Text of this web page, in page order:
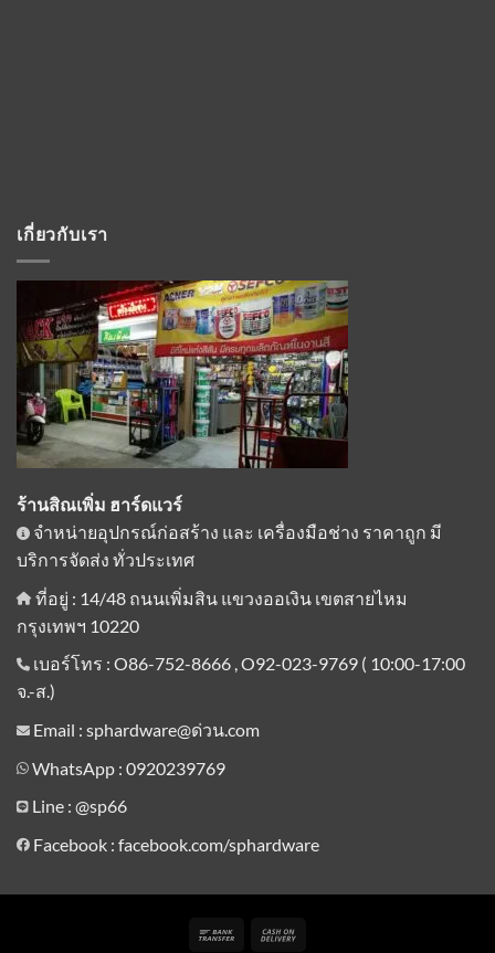
เกี่ยวกับเรา
ร้านสิณเพิ่ม ฮาร์ดแวร์
จำหน่ายอุปกรณ์ก่อสร้าง และ เครื่องมือช่าง ราคาถูก มี
บริการจัดส่ง ทั่วประเทศ
ที่อยู่ : 14/48 ถนนเพิ่มสิน แขวงออเงิน เขตสายไหม
กรุงเทพฯ 10220
เบอร์โทร : O86-752-8666 , O92-023-9769 ( 10:00-17:00
จ.-ส.)
Email : sphardware@ด่วน.com
WhatsApp : 0920239769
Line : @sp66
Facebook : facebook.com/sphardware
Bank